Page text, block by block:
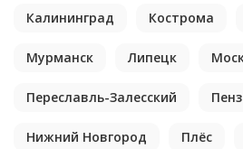
Калининград Кострома
Мурманск Липецк
Переславль-Залесский
Нижний Новгород Плёс